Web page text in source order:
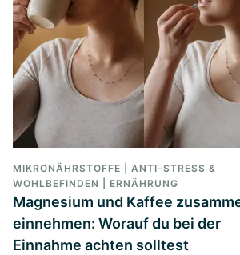
MIKRONÄHRSTOFFE | ANTI-STRESS &
WOHLBEFINDEN | ERNÄHRUNG
Magnesium und Kaffee
einnehmen: Worauf du bei der
Einnahme achten solltest